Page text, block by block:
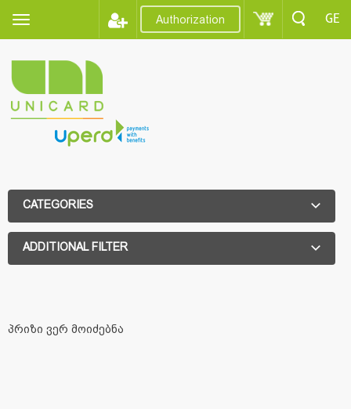
Authorization GE
CATEGORIES
ADDITIONAL FILTER
პრიზი ვერ მოიძებნა